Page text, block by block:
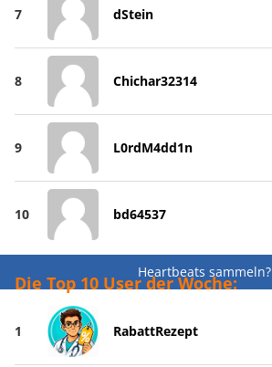
7 dStein
8 Chichar32314
9 L0rdM4dd1n
10 bd64537
Heartbeats sammeln?
Die Top 10 User der Woche:
1 RabattRezept